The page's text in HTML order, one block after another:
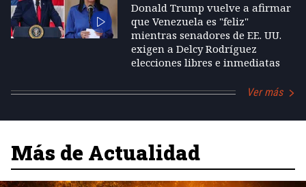
Donald Trump vuelve a afirmar
que Venezuela es "feliz"
mientras senadores de EE. UU.
exigen a Delcy Rodríguez
elecciones libres e inmediatas
Ver más
Más de Actualidad